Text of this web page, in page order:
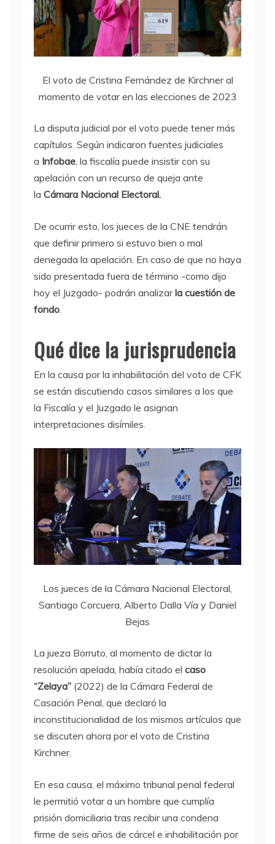
El voto de Cristina Fernández de Kirchner al
momento de votar en las elecciones de 2023
La disputa judicial por el voto puede tener más
capítulos. Según indicaron fuentes judiciales
a Infobae, la fiscalía puede insistir con su
apelación con un recurso de queja ante
la Cámara Nacional Electoral.
De ocurrir esto, los jueces de la CNE tendrán
que definir primero si estuvo bien o mal
denegada la apelación. En caso de que no haya
sido presentada fuera de término -como dijo
hoy el Juzgado- podrán analizarla cuestión de
fondo.
Qué dice la jurisprudencia
En la causa por la inhabilitación del voto de CFK
se están discutiendo casos similares a los que
la Fiscalía y el Juzgado le asignan
interpretaciones disímiles.
Los jueces de la Cámara Nacional Electoral,
Santiago Corcuera, Alberto Dalla Vía y Daniel
Bejas
La jueza Borruto, al momento de dictar la
resolución apelada, había citado el caso
“Zelaya” (2022) de la Cámara Federal de
Casación Penal, que declaró la
inconstitucionalidad de los mismos artículos que
se discuten ahora por el voto de Cristina
Kirchner.
En esa causa, el máximo tribunal penal federal
le permitió votar a un hombre que cumplía
prisión domiciliaria tras recibir una condena
firme de seis años de cárcel e inhabilitación por